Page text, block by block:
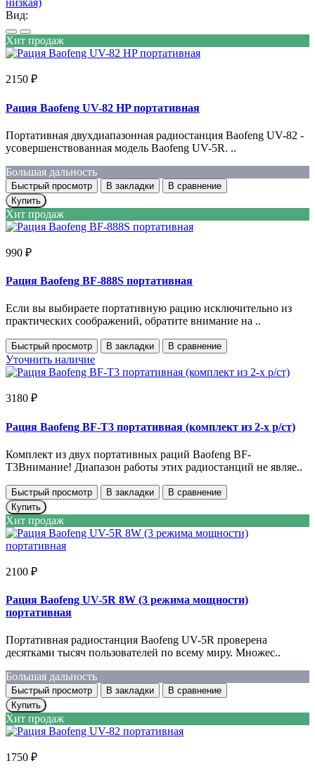
низкая)
Вид:
Хит продаж
2150 ₽
Рация Baofeng UV-82 HP портативная
Портативная двухдиапазонная радиостанция Baofeng UV-82 -
усовершенствованная модель Baofeng UV-5R. ..
Большая дальность
Быстрый просмотр В закладки
В сравнение
Купить
Хит продаж
990 ₽
Рация Baofeng BF-888S портативная
Если вы выбираете портативную рацию исключительно из
практических соображений, обратите внимание на ..
Быстрый просмотр В закладки В сравнение
Уточнить наличие
3180 ₽
Рация Baofeng BF-T3 портативная (комплект из 2-х р/ст)
Комплект из двух портативных раций Baofeng BF-
T3Внимание! Диапазон работы этих радиостанций не являе..
Быстрый просмотр В закладки
В сравнение
Купить
Хит продаж
2100 ₽
Рация Baofeng UV-5R 8W (3 режима мощности)
портативная
Портативная радиостанция Baofeng UV-5R проверена
десятками тысяч пользователей по всему миру. Множес..
Большая дальность
Быстрый просмотр В закладки
В сравнение
Купить
Хит продаж
1750 ₽